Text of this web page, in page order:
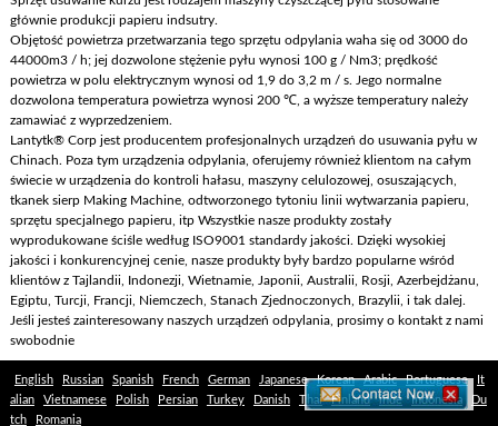
głównie produkcji papieru indsutry.
Objętość powietrza przetwarzania tego sprzętu odpylania waha się od 3000 do
44000m3 / h; jej dozwolone stężenie pyłu wynosi 100 g / Nm3; prędkość
powietrza w polu elektrycznym wynosi od 1,9 do 3,2 m / s. Jego normalne
dozwolona temperatura powietrza wynosi 200 ℃, a wyższe temperatury należy
zamawiać z wyprzedzeniem.
Lantytk® Corp jest producentem profesjonalnych urządzeń do usuwania pyłu w
Chinach. Poza tym urządzenia odpylania, oferujemy również klientom na całym
świecie w urządzenia do kontroli hałasu, maszyny celulozowej, osuszających,
tkanek sierp Making Machine, odtworzonego tytoniu linii wytwarzania papieru,
sprzętu specjalnego papieru, itp Wszystkie nasze produkty zostały
wyprodukowane ściśle według ISO9001 standardy jakości. Dzięki wysokiej
jakości i konkurencyjnej cenie, nasze produkty były bardzo popularne wśród
klientów z Tajlandii, Indonezji, Wietnamie, Japonii, Australii, Rosji, Azerbejdżanu,
Egiptu, Turcji, Francji, Niemczech, Stanach Zjednoczonych, Brazylii, i tak dalej.
Jeśli jesteś zainteresowany naszych urządzeń odpylania, prosimy o kontakt z nami
swobodnie
English Russian Spanish French German Japanese Korean Arabic Portuguese
It
alian
Vietnamese Polish Persian Turkey Danish Thai Finland inde Indonesia
Du
tch
Romania